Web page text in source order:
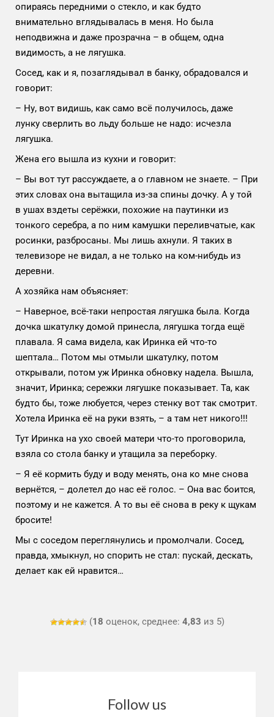
опираясь передними о стекло, и как будто
внимательно вглядывалась в меня. Но была
неподвижна и даже прозрачна – в общем, одна
видимость, а не лягушка.
Сосед, как и я, позаглядывал в банку, обрадовался и
говорит:
– Ну, вот видишь, как само всё получилось, даже
лунку сверлить во льду больше не надо: исчезла
лягушка.
Жена его вышла из кухни и говорит:
– Вы вот тут рассуждаете, а о главном не знаете. – При
этих словах она вытащила из-за спины дочку. А у той
в ушах вздеты серёжки, похожие на паутинки из
тонкого серебра, а по ним камушки переливчатые, как
росинки, разбросаны. Мы лишь ахнули. Я таких в
телевизоре не видал, а не только на ком-нибудь из
деревни.
А хозяйка нам объясняет:
– Наверное, всё-таки непростая лягушка была. Когда
дочка шкатулку домой принесла, лягушка тогда ещё
плавала. Я сама видела, как Иринка ей что-то
шептала… Потом мы отмыли шкатулку, потом
открывали, потом уж Иринка обновку надела. Вышла,
значит, Иринка; сережки лягушке показывает. Та, как
будто бы, тоже любуется, через стенку вот так смотрит.
Хотела Иринка её на руки взять, – а там нет никого!!!
Тут Иринка на ухо своей матери что-то проговорила,
взяла со стола банку и утащила за переборку.
– Я её кормить буду и воду менять, она ко мне снова
вернётся, – долетел до нас её голос. – Она вас боится,
поэтому и не кажется. А то вы её снова в реку к щукам
бросите!
Мы с соседом переглянулись и промолчали. Сосед,
правда, хмыкнул, но спорить не стал: пускай, дескать,
делает как ей нравится…
(18 оценок, среднее: 4,83 из 5)
Follow us